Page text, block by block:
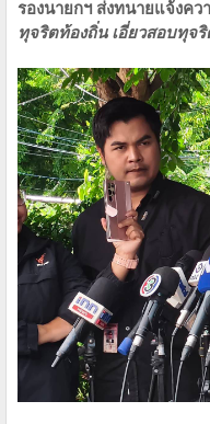
รองนายกฯ ส่งทนายแจ้งคว
ทุจริตท้องถิ่น เอี่ยวสอบทุจ